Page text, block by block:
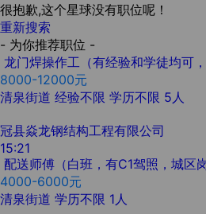
很抱歉,这个星球没有职位呢！
重新搜索
- 为你推荐职位 -
龙门焊操作工（有经验和学徒均可
8000-12000元
清泉街道 经验不限 学历不限 5人
冠县焱龙钢结构工程有限公司
15:21
配送师傅（白班，有C1驾照，城区岗
4000-6000元
清泉街道 学历不限 1人